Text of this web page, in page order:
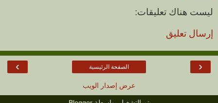
ليست هناك تعليقات:
إرسال تعليق
‹
› الصفحة الرئيسية
عرض إصدار الويب